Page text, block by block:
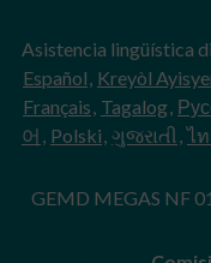
Asistencia lingüística
Español, Kreyòl
Français, Tagalog,
어 , Polski, ગુજરાતી , ไ
GEMD MEGAS NF